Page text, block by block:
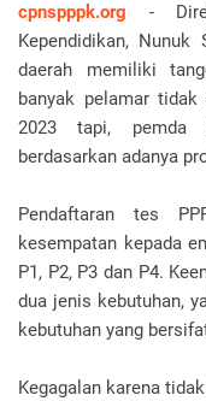
cpnspppk.org -
Kependidikan, Nunuk
daerah memiliki
banyak pelamar
2023 tapi, pemda
berdasarkan adanya
Pendaftaran tes
kesempatan kepada
P1, P2, P3 dan P4.
dua jenis kebutuhan,
kebutuhan yang
Kegagalan karena